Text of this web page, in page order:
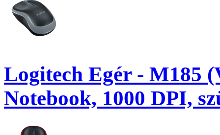
Logitech Egér - M185
Notebook, 1000 DPI,